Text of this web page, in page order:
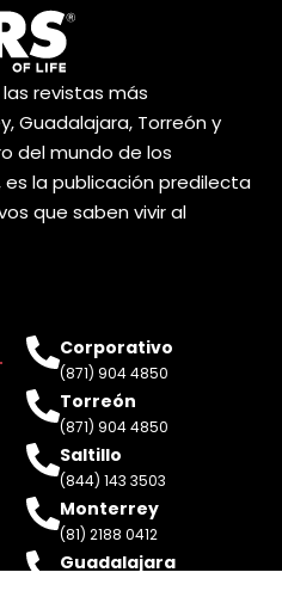
las revistas más
Guadalajara, Torreón y
del mundo de los
la publicación predilecta
que saben vivir al
Corporativo
(871) 904 4850
Torreón
(871) 904 4850
Saltillo
(844) 143 3503
Monterrey
(81) 2188 0412
Guadalajara